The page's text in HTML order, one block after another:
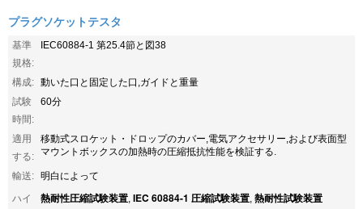
プラグソケットテスタ
基準
規格:
IEC60884-1 第25.4節と図38
構成: 動いた口と固定した口,ガイドと重量
試験
時間:
60分
適用
する:
移動式スロケット・ドロップのカバー,電気アクセサリー,および表面型
マウントボックスの加熱時の圧縮抵抗性能を検証する.
輸送: 明白によって
ハイ
熱耐性圧縮試験装置, IEC 60884-1 圧縮試験装置, 熱耐性試験装置